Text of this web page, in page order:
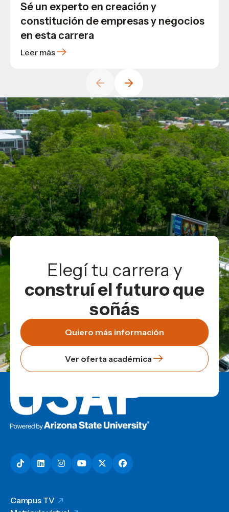
Sé un experto en creación y
constitución de empresas y negocios
en esta carrera
Leer más
¡Conviértete en fotógrafo
profesional! Estudia Comunicación y
Publicidad en Honduras
Leer más
Las mejores carreras universitarias
para estudiar en Honduras
Leer más
Elegí tu carrera y
construí el futuro que
soñás
Quiero más información
Ver oferta académica
Campus TV